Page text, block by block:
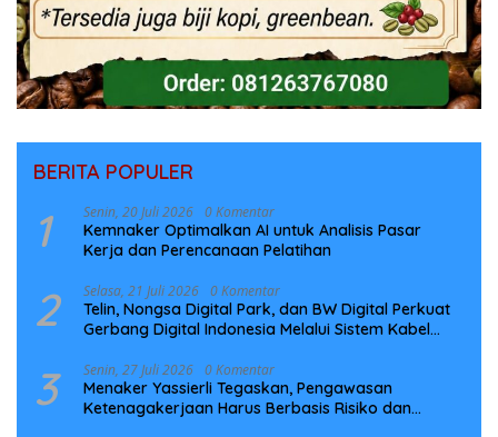
BERITA POPULER
1 Senin, 20 Juli 2026 0 Komentar
Kemnaker Optimalkan AI untuk Analisis Pasar
Kerja dan Perencanaan Pelatihan
2 Selasa, 21 Juli 2026 0 Komentar
Telin, Nongsa Digital Park, dan BW Digital Perkuat
Gerbang Digital Indonesia Melalui Sistem Kabel
3 Senin, 27 Juli 2026 0 Komentar
Menaker Yassierli Tegaskan, Pengawasan
Ketenagakerjaan Harus Berbasis Risiko dan